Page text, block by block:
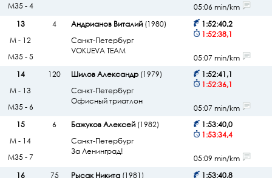
М35 - 4
05:06 min/km
13
4 Андрианов Виталий(1980)
Санкт-Петербург
VOKUEVA TEAM
1:52:40,2
1:52:38,1
М - 12
М35 - 5
05:07 min/km
14
120 Шилов Александр(1979)
Санкт-Петербург
Офисный триатлон
1:52:41,1
1:52:36,1
М - 13
М35 - 6
05:07 min/km
15
6 Бажуков Алексей(1982)
Санкт-Петербург
За Ленинград!
1:53:40,0
1:53:34,4
М - 14
М35 - 7
05:09 min/km
16
75 Рысак Никита(1981)
1:53:40,8